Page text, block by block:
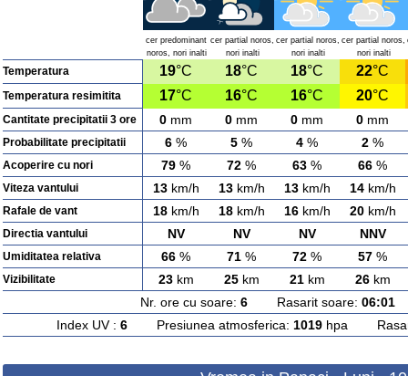
cer predominant
noros, nori inalti
cer partial noros,
nori inalti
cer partial noros,
nori inalti
cer partial noros,
nori inalti
Temperatura 19°C 18°C 18°C 22°C
Temperatura resimitita 17°C 16°C 16°C 20°C
Cantitate precipitatii 3 ore 0 mm 0 mm 0 mm 0 mm
Probabilitate precipitatii 6 % 5 % 4 % 2 %
Acoperire cu nori 79 % 72 % 63 % 66 %
Viteza vantului 13km/h 13km/h 13km/h 14km/h
Rafale de vant 18km/h 18km/h 16km/h 20km/h
Directia vantului NV NV NV NNV
Umiditatea relativa 66 % 71 % 72 % 57 %
Vizibilitate 23km 25km 21km 26km
Nr. ore cu soare: 6Rasarit soare: 06:01
Index UV : 6Presiunea atmosferica: 1019hpa